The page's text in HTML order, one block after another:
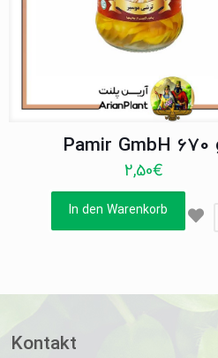
Pamir GmbH 670
2,50€
In den Warenkorb
Kontakt